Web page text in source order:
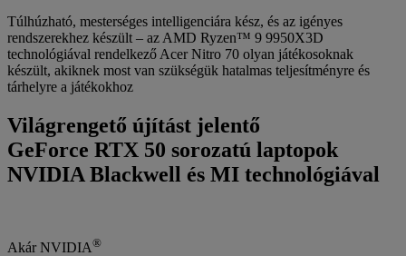
Túlhúzható, mesterséges intelligenciára kész, és az igényes
rendszerekhez készült – az AMD Ryzen™ 9 9950X3D
technológiával rendelkező Acer Nitro 70 olyan játékosoknak
készült, akiknek most van szükségük hatalmas teljesítményre és
tárhelyre a játékokhoz
Világrengető újítást jelentő
GeForce RTX 50 sorozatú laptopok
NVIDIA Blackwell és MI technológiával
Akár NVIDIA®